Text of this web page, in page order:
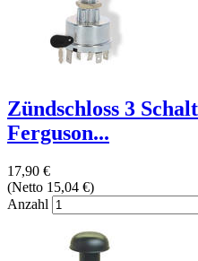
Zündschloss 3
Ferguson...
17,90 €
(Netto 15,04 €)
Anzahl